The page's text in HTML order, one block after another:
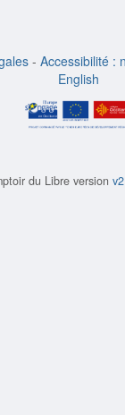
- Accessibilité :
English
du Libre version